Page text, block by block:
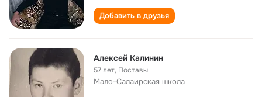
Добавить в друзья
Алексей Калинин
57 лет, Поставы
Мало-Салаирская школа